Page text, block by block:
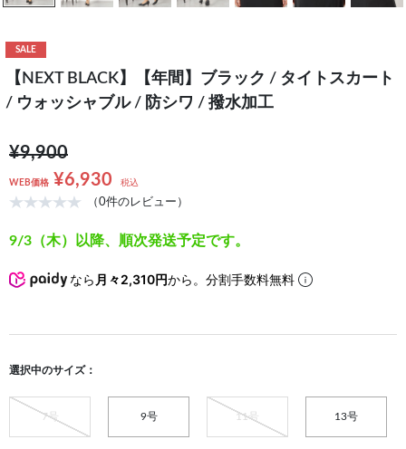
SALE
【NEXT BLACK】【年間】ブラック / タイトスカート
/ ウォッシャブル / 防シワ / 撥水加工
¥9,900
WEB価格 ¥6,930 税込
（0件のレビュー）
9/3（木）以降、順次発送予定です。
なら 月々2,310円から。分割手数料無料
選択中のサイズ：
7号 9号 11号 13号